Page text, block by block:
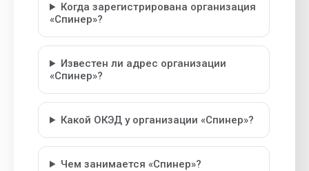
Когда зарегистрирована организация
«Спинер»?
Известен ли адрес организации
«Спинер»?
Какой ОКЭД у организации «Спинер»?
Чем занимается «Спинер»?